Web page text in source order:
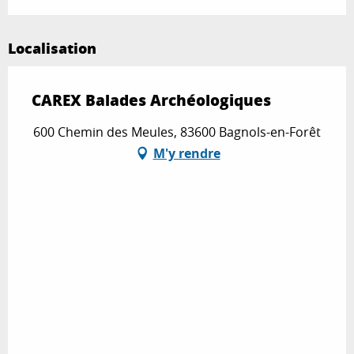
Localisation
CAREX Balades Archéologiques
600 Chemin des Meules, 83600 Bagnols-en-Forêt
M'y rendre